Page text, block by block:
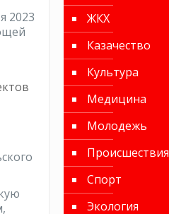
2023
ЖКХ
Казачество
Культура
Медицина
Молодежь
Происшествия
Спорт
Экология